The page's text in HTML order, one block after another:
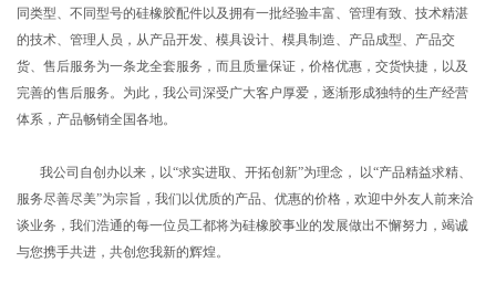
同类型、不同型号的硅橡胶配件以及拥有一批经验丰富、管理有致、技术精湛
的技术、管理人员，从产品开发、模具设计、模具制造、产品成型、产品交
货、售后服务为一条龙全套服务，而且质量保证，价格优惠，交货快捷，以及
完善的售后服务。为此，我公司深受广大客户厚爱，逐渐形成独特的生产经营
体系，产品畅销全国各地。
我公司自创办以来，以“求实进取、开拓创新”为理念， 以“产品精益求精、
服务尽善尽美”为宗旨，我们以优质的产品、优惠的价格，欢迎中外友人前来洽
谈业务，我们浩通的每一位员工都将为硅橡胶事业的发展做出不懈努力，竭诚
与您携手共进，共创您我新的辉煌。